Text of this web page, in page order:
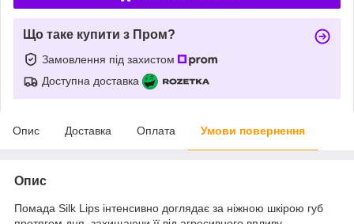
Що таке купити з Пром?
Замовлення під захистом
Доступна доставка
Опис Доставка Оплата Умови повернення
Опис
Помада Silk Lips інтенсивно доглядає за ніжною шкірою губ